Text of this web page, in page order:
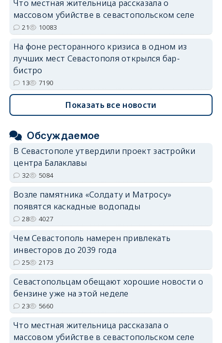
Что местная жительница рассказала о
массовом убийстве в севастопольском селе
21 10083
На фоне ресторанного кризиса в одном из
лучших мест Севастополя открылся бар-
бистро
13 7190
Показать все новости
Обсуждаемое
В Севастополе утвердили проект застройки
центра Балаклавы
32 5084
Возле памятника «Солдату и Матросу»
появятся каскадные водопады
28 4027
Чем Севастополь намерен привлекать
инвесторов до 2039 года
25 2173
Севастопольцам обещают хорошие новости о
бензине уже на этой неделе
23 5660
Что местная жительница рассказала о
массовом убийстве в севастопольском селе